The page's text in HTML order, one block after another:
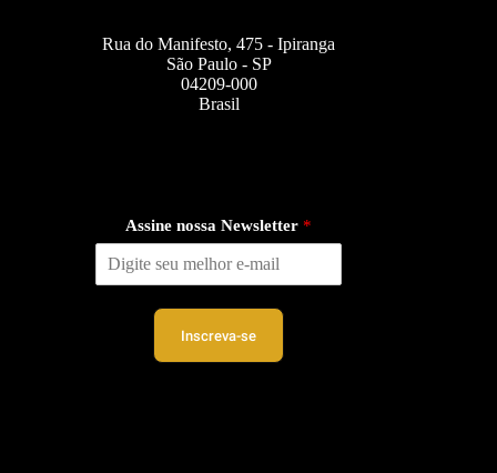
Rua do Manifesto, 475 - Ipiranga
São Paulo - SP
04209-000
Brasil
Assine nossa Newsletter *
Inscreva-se